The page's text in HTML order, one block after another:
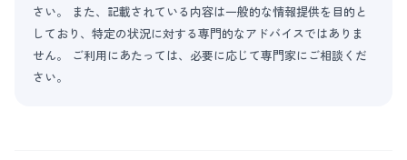
さい。 また、記載されている内容は一般的な情報提供を目的と
しており、特定の状況に対する専門的なアドバイスではありま
せん。 ご利用にあたっては、必要に応じて専門家にご相談くだ
さい。